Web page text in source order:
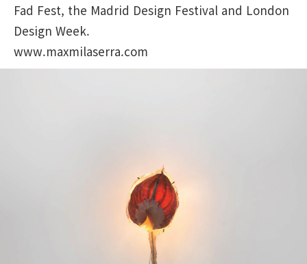
Fad Fest, the Madrid Design Festival and London
Design Week.
www.maxmilaserra.com